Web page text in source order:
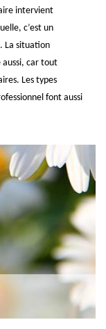
intervient
c’est un
La situation
car tout
Les types
font aussi